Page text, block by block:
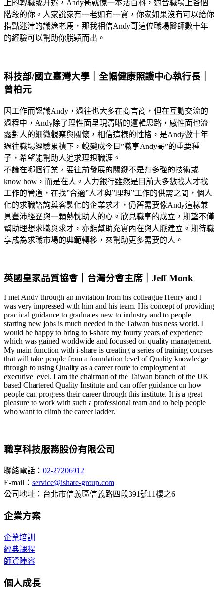
上的轉職或升遷，Andy哥就像一本活百科，適合職場上各個
階段的你。人家說家有一老如有一寶，你家如果沒有可以給你
指點迷津的識途老馬，那我相信Andy哥這位職場醫師數十年
的經驗可以幫助你脫穎而出。
科技部/國立臺灣大學｜全幅健康照護中心執行長｜
曾柏元
因工作而認識Andy，過往也大多在商言商，但在互動交流的
過程中，Andy除了理性面呈現清晰的邏輯思路，感性面也流
露對人的細微觀察與關懷，相信這樣的性格，是Andy數十年
過往職場經驗累積下，蛻變成今日”職享Andy哥”的重要種
子，希望能幫助人追求理想職涯。
不論在哪個行業，要往前發展的關鍵不是有多強的技術或
know how，而是在人。人力銀行雖然是目前大多數找人才找
工作的管道，在找”合適”人才與”理想”工作的供需之間，個人
化的求職諮詢與客製化的企業求才，仍舊需要像Andy這樣兼
具豐沛經歷與一顆熱忱助人的心。欣見職享的成立，期望不僅
幫助理想求職與求才，亦能幫助充實內在與人脈建立。期待職
享成為求職市場的典範轉移，來幫助更多需要的人。
英國皇家品質協會｜台灣分會主席｜Jeff Monk
I met Andy through an invitation from his colleague Henry and I
was very impressed with him and his team. His concept of providing
practical guidance to graduates new to industry and to people
starting new jobs is much needed in the Taiwan business world. I
would be happy to bring to i-share my fourty years of experience
which was gained worldwide and focussed on quality management.
My main function with i-share is creating a series of training courses
that will take people from a foundation level of Quality knowledge
through to using Quality as a career route to employment at
executive level. I am the chairman of the Taiwan branch of the UK
based Chartered Quality Institute and can offer guidance on how
people can progress their career through this institute. It is a great
pleasure to work with such a professional team and to help people
who want to climb the career ladder.
職享科技服務股份有限公司
聯絡電話： 02-27206912
E-mail： service@ishare-group.com
公司地址：台北市信義區信義路四段391號11樓之6
企業方案
企業培訓
經典課程
師資陣容
個人成長